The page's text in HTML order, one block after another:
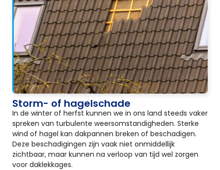
Storm- of hagelschade
In de winter of herfst kunnen we in ons land steeds vaker
spreken van turbulente weersomstandigheden. Sterke
wind of hagel kan dakpannen breken of beschadigen.
Deze beschadigingen zijn vaak niet onmiddellijk
zichtbaar, maar kunnen na verloop van tijd wel zorgen
voor daklekkages.